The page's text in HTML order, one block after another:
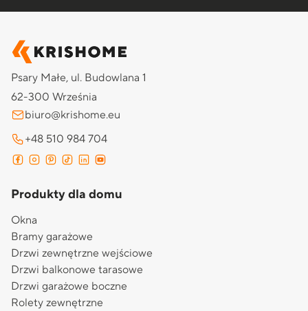
Psary Małe, ul. Budowlana 1
62-300 Września
biuro@krishome.eu
+48 510 984 704
Produkty dla domu
Okna
Bramy garażowe
Drzwi zewnętrzne wejściowe
Drzwi balkonowe tarasowe
Drzwi garażowe boczne
Rolety zewnętrzne